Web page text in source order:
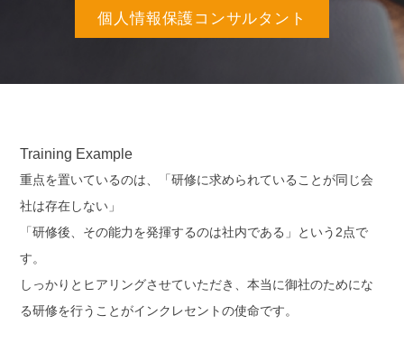
個人情報保護コンサルタント
Training Example
重点を置いているのは、「研修に求められていることが同じ会
社は存在しない」
「研修後、その能力を発揮するのは社内である」という2点で
す。
しっかりとヒアリングさせていただき、本当に御社のためにな
る研修を行うことがインクレセントの使命です。